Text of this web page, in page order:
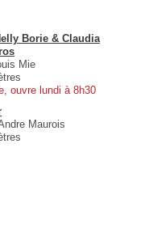
Borie & Claudia
Mie
ouvre lundi à 8h30
Maurois